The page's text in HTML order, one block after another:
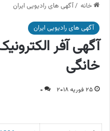
خانه /آگهی های رادیویی ایران
آگهی های رادیویی ایران
آگهی آفر
خانگی
۲۵ فوریه ۲۰۱۸ ۰